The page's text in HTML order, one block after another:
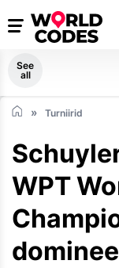
See
all
Turniirid
WPT